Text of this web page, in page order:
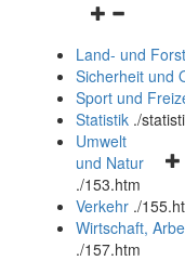
und
schließen
Land- und
Sicherheit und
Sport und
Statistik ./
Umwelt
und Natur
./153.htm
Verkehr ./
Wirtschaft,
./157.htm